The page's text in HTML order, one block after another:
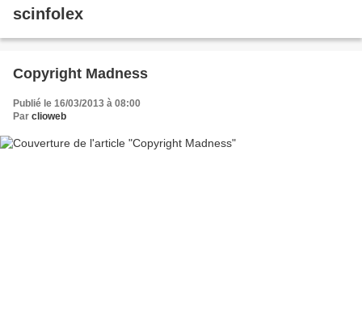
scinfolex
Copyright Madness
Publié le 16/03/2013 à 08:00
Par clioweb